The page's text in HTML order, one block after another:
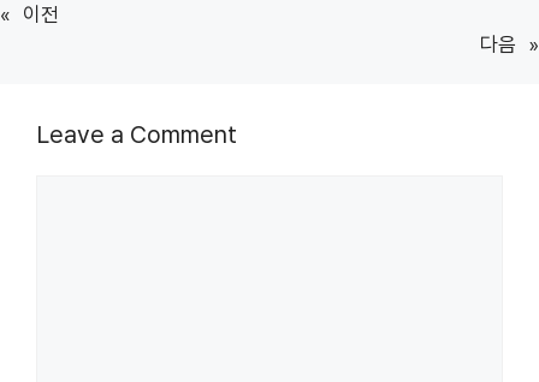
« 이전
다음 »
Leave a Comment